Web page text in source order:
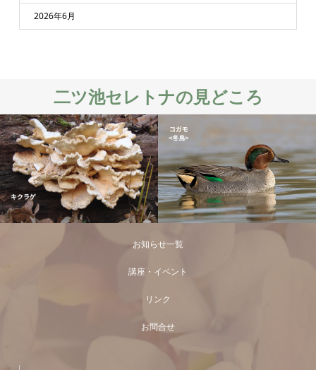
2026年6月
二ツ池セレトナの見どころ
お知らせ一覧
講座・イベント
リンク
お問合せ